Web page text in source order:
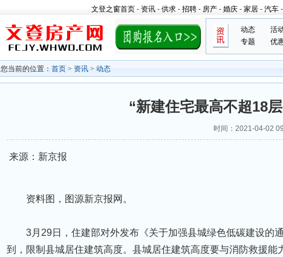
文登之窗首页 - 资讯 - 供求 - 招聘 - 房产 - 婚庆 - 家居 - 汽车 -
动态
活
专题
优
您当前的位置： 首页 > 资讯 > 动态
“新建住宅最高不超18
时间：2021-04-02
来源：新京报
资料图，图源新京报网。
3月29日，住建部对外发布《关于加强县城绿色低碳建设的
到，限制县城居住建筑高度。县城居住建筑高度要与消防救援